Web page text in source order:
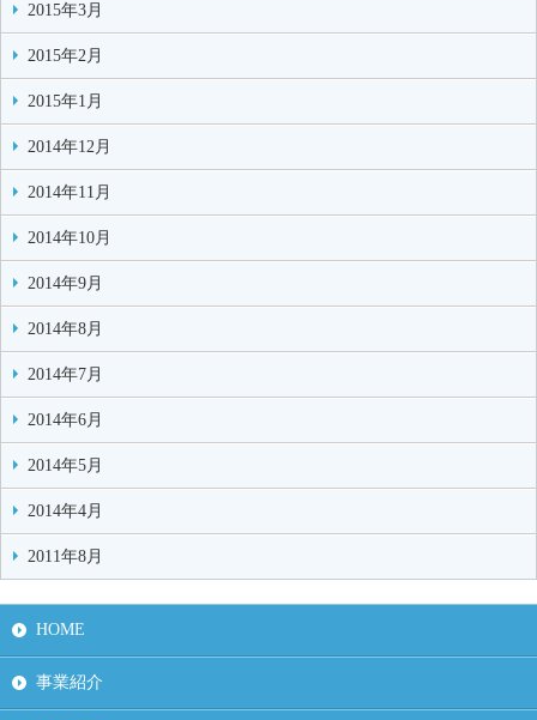
2015年3月
2015年2月
2015年1月
2014年12月
2014年11月
2014年10月
2014年9月
2014年8月
2014年7月
2014年6月
2014年5月
2014年4月
2011年8月
HOME
事業紹介